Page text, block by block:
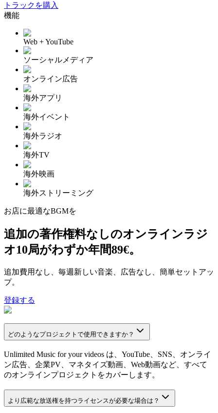
トラックを購入
機能
Web + YouTube
ソーシャルメディア
オンライン広告
海外アプリ
海外イベント
海外ラジオ
海外TV
海外映画
海外ストリーミング
お店に最適なBGMを
追加の著作権料なしのオンラインラジ
オ10局がわずか年間89€。
追加費用なし、毎週新しい音楽、広告なし、簡単セットアッ
プ。
登録する
どのようなプロジェクトで使用できますか？
Unlimited Music for your videos は、YouTube、SNS、オンライ
ン広告、企業PV、マネタイズ動画、Web動画など、すべて
のオンラインプロジェクトをカバーします。
より広範な放送権を持つライセンスが必要な場合は？